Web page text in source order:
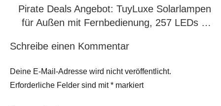
Pirate Deals Angebot: TuyLuxe Solarlampen
für Außen mit Fernbedienung, 257 LEDs …
Schreibe einen Kommentar
Deine E-Mail-Adresse wird nicht veröffentlicht.
Erforderliche Felder sind mit* markiert